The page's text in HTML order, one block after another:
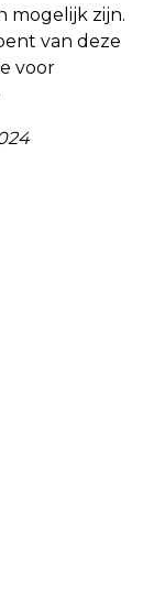
mogelijk zijn.
van deze
voor